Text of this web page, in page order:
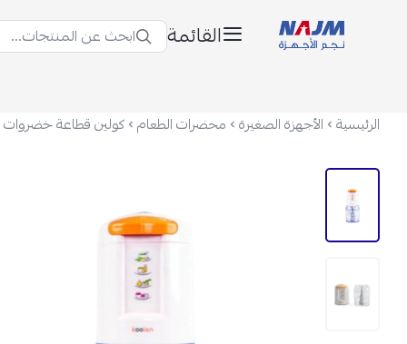
القائمة ابحث عن المنتجات...
الرئيسية الأجهزة الصغيرة محضرات الطعام